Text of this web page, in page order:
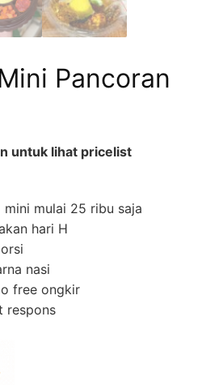
Pancoran
untuk lihat pricelist
mulai 25 ribu saja
hari H
nasi
free ongkir
respons